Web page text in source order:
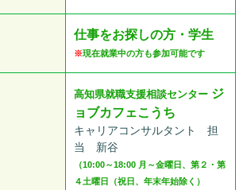
仕事をお探しの方・学生
※現在就業中の方も参加可能です
高知県就職支援相談センター ジ
ョブカフェこうち
キャリアコンサルタント 担
当 新谷
（10:00～18:00 月～金曜日、第２・第
４土曜日（祝日、年末年始除く）